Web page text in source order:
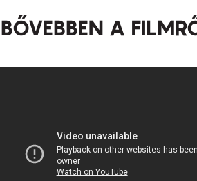
BŐVEBBEN A